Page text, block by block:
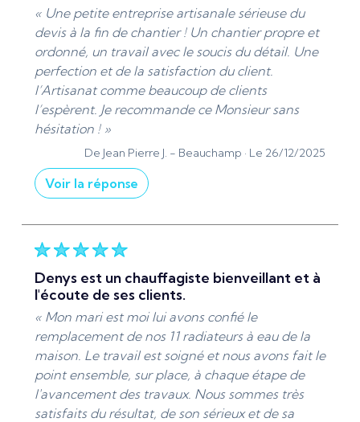
priorité, et vos mots récompensent notre
engagement à fournir un travail sérieux et
soigné. Au plaisir de vous accompagner à
nouveau si besoin. Denis Sayah de l'entreprise
Ads Sanitaire. »
De ADS Sanitaire 95 - Le 13/01/2026
« Une petite entreprise artisanale sérieuse du
devis à la fin de chantier ! Un chantier propre et
ordonné, un travail avec le soucis du détail. Une
perfection et de la satisfaction du client.
l’Artisanat comme beaucoup de clients
l’espèrent. Je recommande ce Monsieur sans
hésitation ! »
De Jean Pierre J. - Beauchamp · Le 26/12/2025
Voir la réponse
détaillé. Je suis sincèrement ravis que mon
sérieux, la propreté du chantier et le souci du
Votre satisfaction est au cœur de mon
engagement et reflète parfaitement ma vision
de l’artisanat : un travail soigné, transparent et
respectueux du client, du devis à la fin du
chantier. Merci pour votre confiance et votre
recommandation. »
De ADS Sanitaire 95 - Le 26/12/2025
denys est un chauffagiste bienveillant et à
l'écoute de ses clients.
« Mon mari est moi lui avons confié le
remplacement de nos 11 radiateurs à eau de la
maison. Le travail est soigné et nous avons fait le
point ensemble, sur place, à chaque étape de
l'avancement des travaux. Nous sommes très
satisfaits du résultat, de son sérieux et de sa